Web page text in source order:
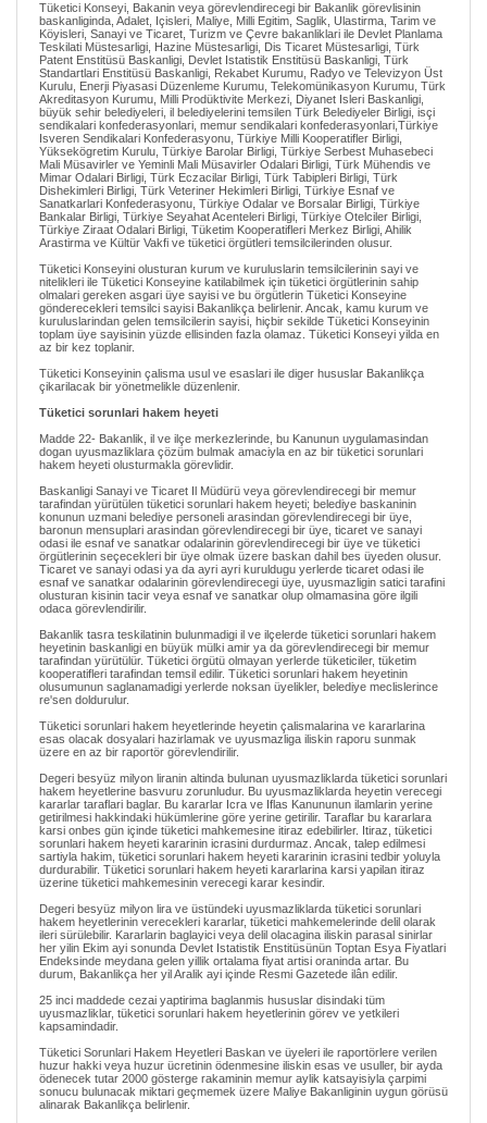
Tüketici Konseyi, Bakanin veya görevlendirecegi bir Bakanlik görevlisinin
baskanliginda, Adalet, Içisleri, Maliye, Milli Egitim, Saglik, Ulastirma, Tarim ve
Köyisleri, Sanayi ve Ticaret, Turizm ve Çevre bakanliklari ile Devlet Planlama
Teskilati Müstesarligi, Hazine Müstesarligi, Dis Ticaret Müstesarligi, Türk
Patent Enstitüsü Baskanligi, Devlet Istatistik Enstitüsü Baskanligi, Türk
Standartlari Enstitüsü Baskanligi, Rekabet Kurumu, Radyo ve Televizyon Üst
Kurulu, Enerji Piyasasi Düzenleme Kurumu, Telekomünikasyon Kurumu, Türk
Akreditasyon Kurumu, Milli Prodüktivite Merkezi, Diyanet Isleri Baskanligi,
büyük sehir belediyeleri, il belediyelerini temsilen Türk Belediyeler Birligi, isçi
sendikalari konfederasyonlari, memur sendikalari konfederasyonlari,Türkiye
Isveren Sendikalari Konfederasyonu, Türkiye Milli Kooperatifler Birligi,
Yüksekögretim Kurulu, Türkiye Barolar Birligi, Türkiye Serbest Muhasebeci
Mali Müsavirler ve Yeminli Mali Müsavirler Odalari Birligi, Türk Mühendis ve
Mimar Odalari Birligi, Türk Eczacilar Birligi, Türk Tabipleri Birligi, Türk
Dishekimleri Birligi, Türk Veteriner Hekimleri Birligi, Türkiye Esnaf ve
Sanatkarlari Konfederasyonu, Türkiye Odalar ve Borsalar Birligi, Türkiye
Bankalar Birligi, Türkiye Seyahat Acenteleri Birligi, Türkiye Otelciler Birligi,
Türkiye Ziraat Odalari Birligi, Tüketim Kooperatifleri Merkez Birligi, Ahilik
Arastirma ve Kültür Vakfi ve tüketici örgütleri temsilcilerinden olusur.
Tüketici Konseyini olusturan kurum ve kuruluslarin temsilcilerinin sayi ve
nitelikleri ile Tüketici Konseyine katilabilmek için tüketici örgütlerinin sahip
olmalari gereken asgari üye sayisi ve bu örgütlerin Tüketici Konseyine
gönderecekleri temsilci sayisi Bakanlikça belirlenir. Ancak, kamu kurum ve
kuruluslarindan gelen temsilcilerin sayisi, hiçbir sekilde Tüketici Konseyinin
toplam üye sayisinin yüzde ellisinden fazla olamaz. Tüketici Konseyi yilda en
az bir kez toplanir.
Tüketici Konseyinin çalisma usul ve esaslari ile diger hususlar Bakanlikça
çikarilacak bir yönetmelikle düzenlenir.
Tüketici sorunlari hakem heyeti
Madde 22- Bakanlik, il ve ilçe merkezlerinde, bu Kanunun uygulamasindan
dogan uyusmazliklara çözüm bulmak amaciyla en az bir tüketici sorunlari
hakem heyeti olusturmakla görevlidir.
Baskanligi Sanayi ve Ticaret Il Müdürü veya görevlendirecegi bir memur
tarafindan yürütülen tüketici sorunlari hakem heyeti; belediye baskaninin
konunun uzmani belediye personeli arasindan görevlendirecegi bir üye,
baronun mensuplari arasindan görevlendirecegi bir üye, ticaret ve sanayi
odasi ile esnaf ve sanatkar odalarinin görevlendirecegi bir üye ve tüketici
örgütlerinin seçecekleri bir üye olmak üzere baskan dahil bes üyeden olusur.
Ticaret ve sanayi odasi ya da ayri ayri kuruldugu yerlerde ticaret odasi ile
esnaf ve sanatkar odalarinin görevlendirecegi üye, uyusmazligin satici tarafini
olusturan kisinin tacir veya esnaf ve sanatkar olup olmamasina göre ilgili
odaca görevlendirilir.
Bakanlik tasra teskilatinin bulunmadigi il ve ilçelerde tüketici sorunlari hakem
heyetinin baskanligi en büyük mülki amir ya da görevlendirecegi bir memur
tarafindan yürütülür. Tüketici örgütü olmayan yerlerde tüketiciler, tüketim
kooperatifleri tarafindan temsil edilir. Tüketici sorunlari hakem heyetinin
olusumunun saglanamadigi yerlerde noksan üyelikler, belediye meclislerince
re'sen doldurulur.
Tüketici sorunlari hakem heyetlerinde heyetin çalismalarina ve kararlarina
esas olacak dosyalari hazirlamak ve uyusmazliga iliskin raporu sunmak
üzere en az bir raportör görevlendirilir.
Degeri besyüz milyon liranin altinda bulunan uyusmazliklarda tüketici sorunlari
hakem heyetlerine basvuru zorunludur. Bu uyusmazliklarda heyetin verecegi
kararlar taraflari baglar. Bu kararlar Icra ve Iflas Kanununun ilamlarin yerine
getirilmesi hakkindaki hükümlerine göre yerine getirilir. Taraflar bu kararlara
karsi onbes gün içinde tüketici mahkemesine itiraz edebilirler. Itiraz, tüketici
sorunlari hakem heyeti kararinin icrasini durdurmaz. Ancak, talep edilmesi
sartiyla hakim, tüketici sorunlari hakem heyeti kararinin icrasini tedbir yoluyla
durdurabilir. Tüketici sorunlari hakem heyeti kararlarina karsi yapilan itiraz
üzerine tüketici mahkemesinin verecegi karar kesindir.
Degeri besyüz milyon lira ve üstündeki uyusmazliklarda tüketici sorunlari
hakem heyetlerinin verecekleri kararlar, tüketici mahkemelerinde delil olarak
ileri sürülebilir. Kararlarin baglayici veya delil olacagina iliskin parasal sinirlar
her yilin Ekim ayi sonunda Devlet Istatistik Enstitüsünün Toptan Esya Fiyatlari
Endeksinde meydana gelen yillik ortalama fiyat artisi oraninda artar. Bu
durum, Bakanlikça her yil Aralik ayi içinde Resmi Gazetede ilân edilir.
25 inci maddede cezai yaptirima baglanmis hususlar disindaki tüm
uyusmazliklar, tüketici sorunlari hakem heyetlerinin görev ve yetkileri
kapsamindadir.
Tüketici Sorunlari Hakem Heyetleri Baskan ve üyeleri ile raportörlere verilen
huzur hakki veya huzur ücretinin ödenmesine iliskin esas ve usuller, bir ayda
ödenecek tutar 2000 gösterge rakaminin memur aylik katsayisiyla çarpimi
sonucu bulunacak miktari geçmemek üzere Maliye Bakanliginin uygun görüsü
alinarak Bakanlikça belirlenir.